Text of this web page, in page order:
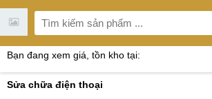
Bạn đang xem giá, tồn kho tại:
Sửa chữa điện thoại